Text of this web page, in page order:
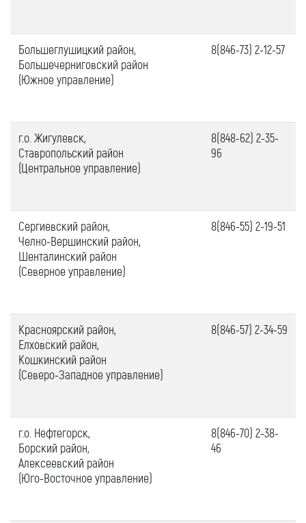
Большеглушицкий район,
Большечерниговский район
(Южное управление)
8(846-73) 2-12-57
г.о. Жигулевск,
Ставропольский район
(Центральное управление)
8(848-62) 2-35-
96
Сергиевский район,
Челно-Вершинский район,
Шенталинский район
(Северное управление)
8(846-55) 2-19-51
Красноярский район,
Елховский район,
Кошкинский район
(Северо-Западное управление)
8(846-57) 2-34-59
г.о. Нефтегорск,
Борский район,
Алексеевский район
(Юго-Восточное управление)
8(846-70) 2-38-
46